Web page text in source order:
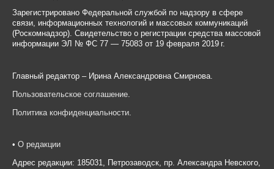
Зарегистрировано Федеральной службой по надзору в сфере
связи, информационных технологий и массовых коммуникаций
(Роскомнадзор). Свидетельство о регистрации средства массовой
информации ЭЛ № ФС 77 — 75083 от 19 февраля 2019 г.
Главный редактор – Ирина Александровна Смирнова.
Пользовательское соглашение
Политика конфиденциальности
• О редакции
Адрес редакции: 185031, Петрозаводск, пр. Александра Невского,